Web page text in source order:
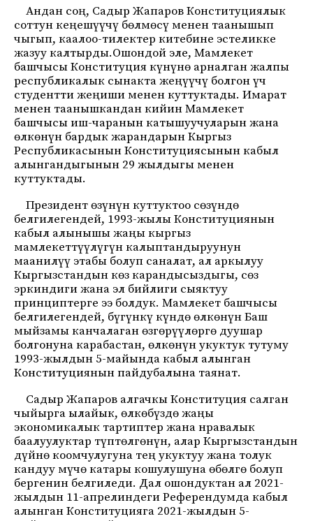
Андан соң, Садыр Жапаров Конституциялык
соттун кеңешүүчү бөлмөсү менен таанышып
чыгып, каалоо-тилектер китебине эстеликке
жазуу калтырды.Ошондой эле, Мамлекет
башчысы Конституция күнүнө арналган жалпы
республикалык сынакта жеңүүчү болгон үч
студентти жеңиши менен куттуктады. Имарат
менен таанышкандан кийин Мамлекет
башчысы иш-чаранын катышуучуларын жана
өлкөнүн бардык жарандарын Кыргыз
Республикасынын Конституциясынын кабыл
алынгандыгынын 29 жылдыгы менен
куттуктады.
Президент өзүнүн куттуктоо сөзүндө
белгилегендей, 1993-жылы Конституциянын
кабыл алынышы жаңы кыргыз
мамлекеттүүлүгүн калыптандыруунун
маанилүү этабы болуп саналат, ал аркылуу
Кыргызстандын көз карандысыздыгы, сөз
эркиндиги жана эл бийлиги сыяктуу
принциптерге ээ болдук. Мамлекет башчысы
белгилегендей, бүгүнкү күндө өлкөнүн Баш
мыйзамы канчалаган өзгөрүүлөргө дуушар
болгонуна карабастан, өлкөнүн укуктук тутуму
1993-жылдын 5-майында кабыл алынган
Конституциянын пайдубалына таянат.
Садыр Жапаров алгачкы Конституция салган
чыйырга ылайык, өлкөбүздө жаңы
экономикалык тартиптер жана нравалык
баалуулуктар түптөлгөнүн, алар Кыргызстандын
дүйнө коомчулугуна тең укуктуу жана толук
кандуу мүчө катары кошулушуна өбөлгө болуп
бергенин белгиледи. Дал ошондуктан ал 2021-
жылдын 11-апрелиндеги Референдумда кабыл
алынган Конституцияга 2021-жылдын 5-